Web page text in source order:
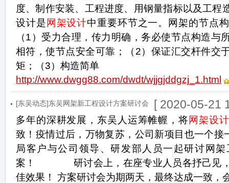
度、制作安装、工程进度、用钢量指标以及工程
设计是网架设计中重要环节之一。网架的节点
（1）受力合理，传力明确，务必使节点构造与
相符，使节点安全可靠；（2）保证汇交杆件交
矩；（3）构造简单
http://www.dwgg88.com/dwdt/wjjgjddgzj_1.html
[东吴动态]东吴网架新工程设计方案研讨会 [ 2020-05-21
多年的深耕发展，东吴人运筹帷幄，将网架设计
致！疫情过后，万物复苏，公司新项目也一个接
局客户与公司领导、研发部人员一起研讨网
案！ 研讨会上，在座专业人员各抒己见，
佳效果！ 方案研讨会为期两天，最终达成一致，